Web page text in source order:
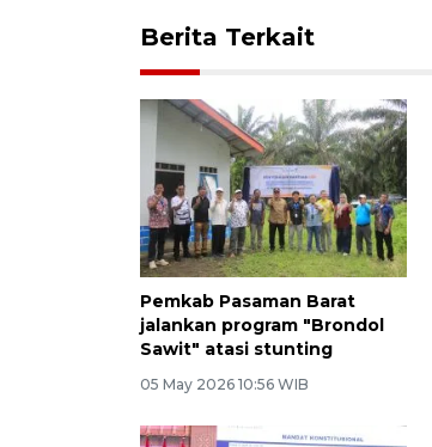
Berita Terkait
Pemkab Pasaman Barat
jalankan program "Brondol
Sawit" atasi stunting
05 May 2026 10:56 WIB